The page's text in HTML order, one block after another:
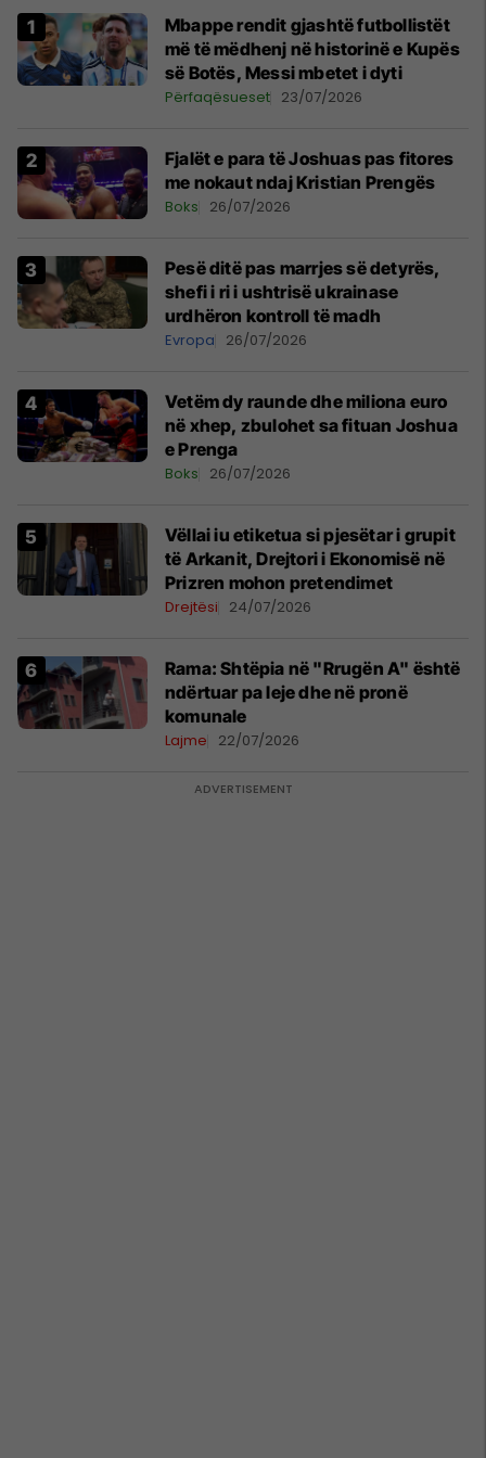
Mbappe rendit gjashtë futbollistët
më të mëdhenj në historinë e Kupës
së Botës, Messi mbetet i dyti
Përfaqësueset 23/07/2026
Fjalët e para të Joshuas pas fitores
me nokaut ndaj Kristian Prengës
Boks 26/07/2026
Pesë ditë pas marrjes së detyrës,
shefi i ri i ushtrisë ukrainase
urdhëron kontroll të madh
Evropa 26/07/2026
Vetëm dy raunde dhe miliona euro
në xhep, zbulohet sa fituan Joshua
e Prenga
Boks 26/07/2026
Vëllai iu etiketua si pjesëtar i grupit
të Arkanit, Drejtori i Ekonomisë në
Prizren mohon pretendimet
Drejtësi 24/07/2026
Rama: Shtëpia në "Rrugën A" është
ndërtuar pa leje dhe në pronë
komunale
Lajme 22/07/2026